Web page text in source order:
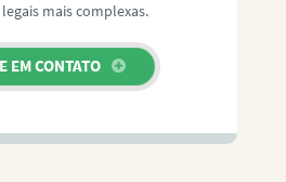
mais complexas.
EM CONTATO